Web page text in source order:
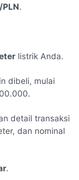
.
listrik Anda.
dibeli, mulai
detail transaksi
dan nominal
.